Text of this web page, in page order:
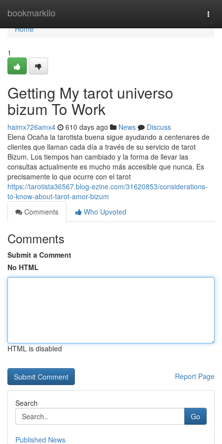
bookmarkilo
Home
Home
1
Getting My tarot universo
bizum To Work
haimx726amx4 610 days ago News
Discuss
Elena Ocaña la tarotista buena sigue ayudando a centenares de
clientes que llaman cada día a través de su servicio de tarot
Bizum. Los tiempos han cambiado y la forma de llevar las
consultas actualmente es mucho más accesible que nunca. Es
precisamente lo que ocurre con el tarot
https://tarotista36567.blog-ezine.com/31620853/considerations-
to-know-about-tarot-amor-bizum
Comments
Who Upvoted
Comments
Submit a Comment
No HTML
HTML is disabled
Report Page
Search
Go
Published News